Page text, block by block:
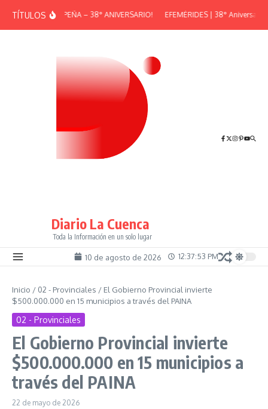
TÍTULOS¡GRAN PEÑA – 38° ANIVERSARIO! EFEMÉRIDES | 38°
Diario La Cuenca
Toda la Información en un solo lugar
10 de agosto de 2026 12:37:53 PM
Inicio / 02 - Provinciales / El Gobierno Provincial invierte
$500.000.000 en 15 municipios a través del PAINA
02 - Provinciales
El Gobierno Provincial invierte
$500.000.000 en 15 municipios a
través del PAINA
22 de mayo de 2026